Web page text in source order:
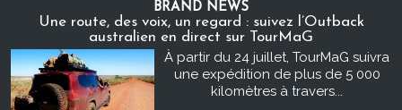
BRAND NEWS
Une route, des voix, un regard : suivez l’Outback
australien en direct sur TourMaG
À partir du 24 juillet, TourMaG suivra
une expédition de plus de 5 000
kilomètres à travers...